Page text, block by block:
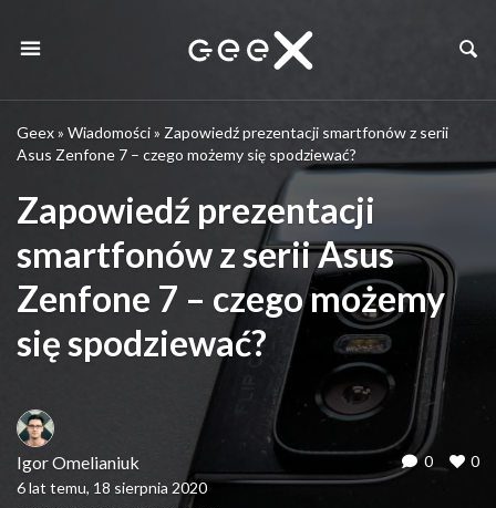
Geex» Wiadomości» Zapowiedź prezentacji smartfonów z serii
Asus Zenfone 7 – czego możemy się spodziewać?
Zapowiedź prezentacji
smartfonów z serii Asus
Zenfone 7 – czego możemy
się spodziewać?
Igor Omelianiuk
6 lat temu, 18 sierpnia 2020
0 0